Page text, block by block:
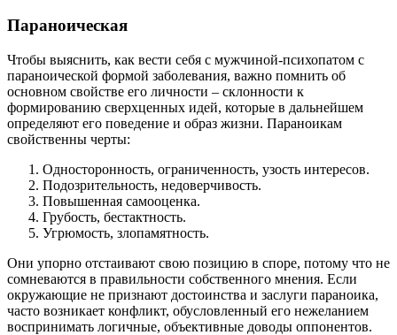
Параноическая
Чтобы выяснить, как вести себя с мужчиной-психопатом с
параноической формой заболевания, важно помнить об
основном свойстве его личности – склонности к
формированию сверхценных идей, которые в дальнейшем
определяют его поведение и образ жизни. Параноикам
свойственны черты:
Односторонность, ограниченность, узость интересов.
Подозрительность, недоверчивость.
Повышенная самооценка.
Грубость, бестактность.
Угрюмость, злопамятность.
Они упорно отстаивают свою позицию в споре, потому что не
сомневаются в правильности собственного мнения. Если
окружающие не признают достоинства и заслуги параноика,
часто возникает конфликт, обусловленный его нежеланием
воспринимать логичные, объективные доводы оппонентов.